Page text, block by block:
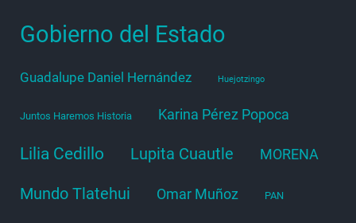
Gobierno del Estado
Guadalupe Daniel Hernández Huejotzingo
Juntos Haremos Historia Karina Pérez Popoca
Lilia Cedillo Lupita Cuautle MORENA
Mundo Tlatehui Omar Muñoz PAN